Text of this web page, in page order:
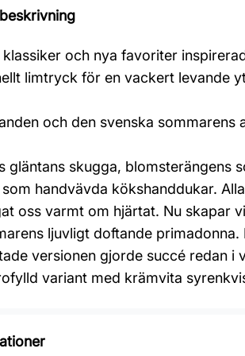
klassiker och nya favoriter
limtryck för en vackert levande
och den svenska
gläntans skugga, blomsterängens
handvävda kökshanddukar.
oss varmt om hjärtat. Nu skapar
ljuvligt doftande
versionen gjorde succé redan i
variant med krämvita